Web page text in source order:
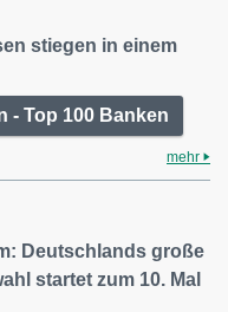
stiegen in einem
- Top 100 Banken
mehr
Deutschlands große
startet zum 10. Mal